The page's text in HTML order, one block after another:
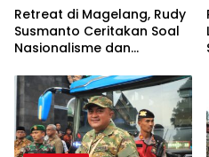
Retreat di Magelang, Rudy
Susmanto Ceritakan Soal
Nasionalisme dan